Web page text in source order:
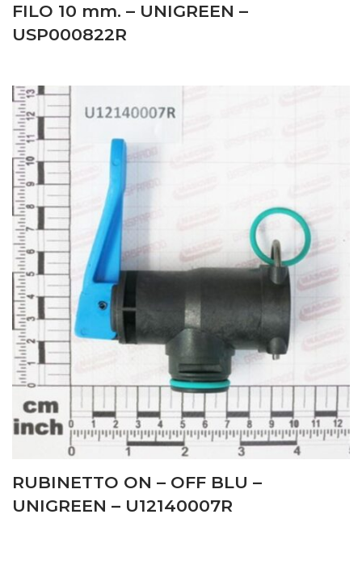
FILO 10 mm. – UNIGREEN –
USP000822R
RUBINETTO ON – OFF BLU –
UNIGREEN – U12140007R